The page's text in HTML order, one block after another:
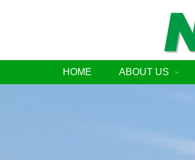
HOME ABOUT US